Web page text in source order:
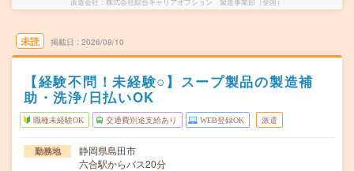
未読 掲載日 2026/08/10
【経験不問！未経験○】スープ製品の製造補
助・洗浄/日払いOK
職種未経験OK 交通費別途支給あり WEB登録OK 派遣
勤務地
静岡県島田市
六合駅からバス20分